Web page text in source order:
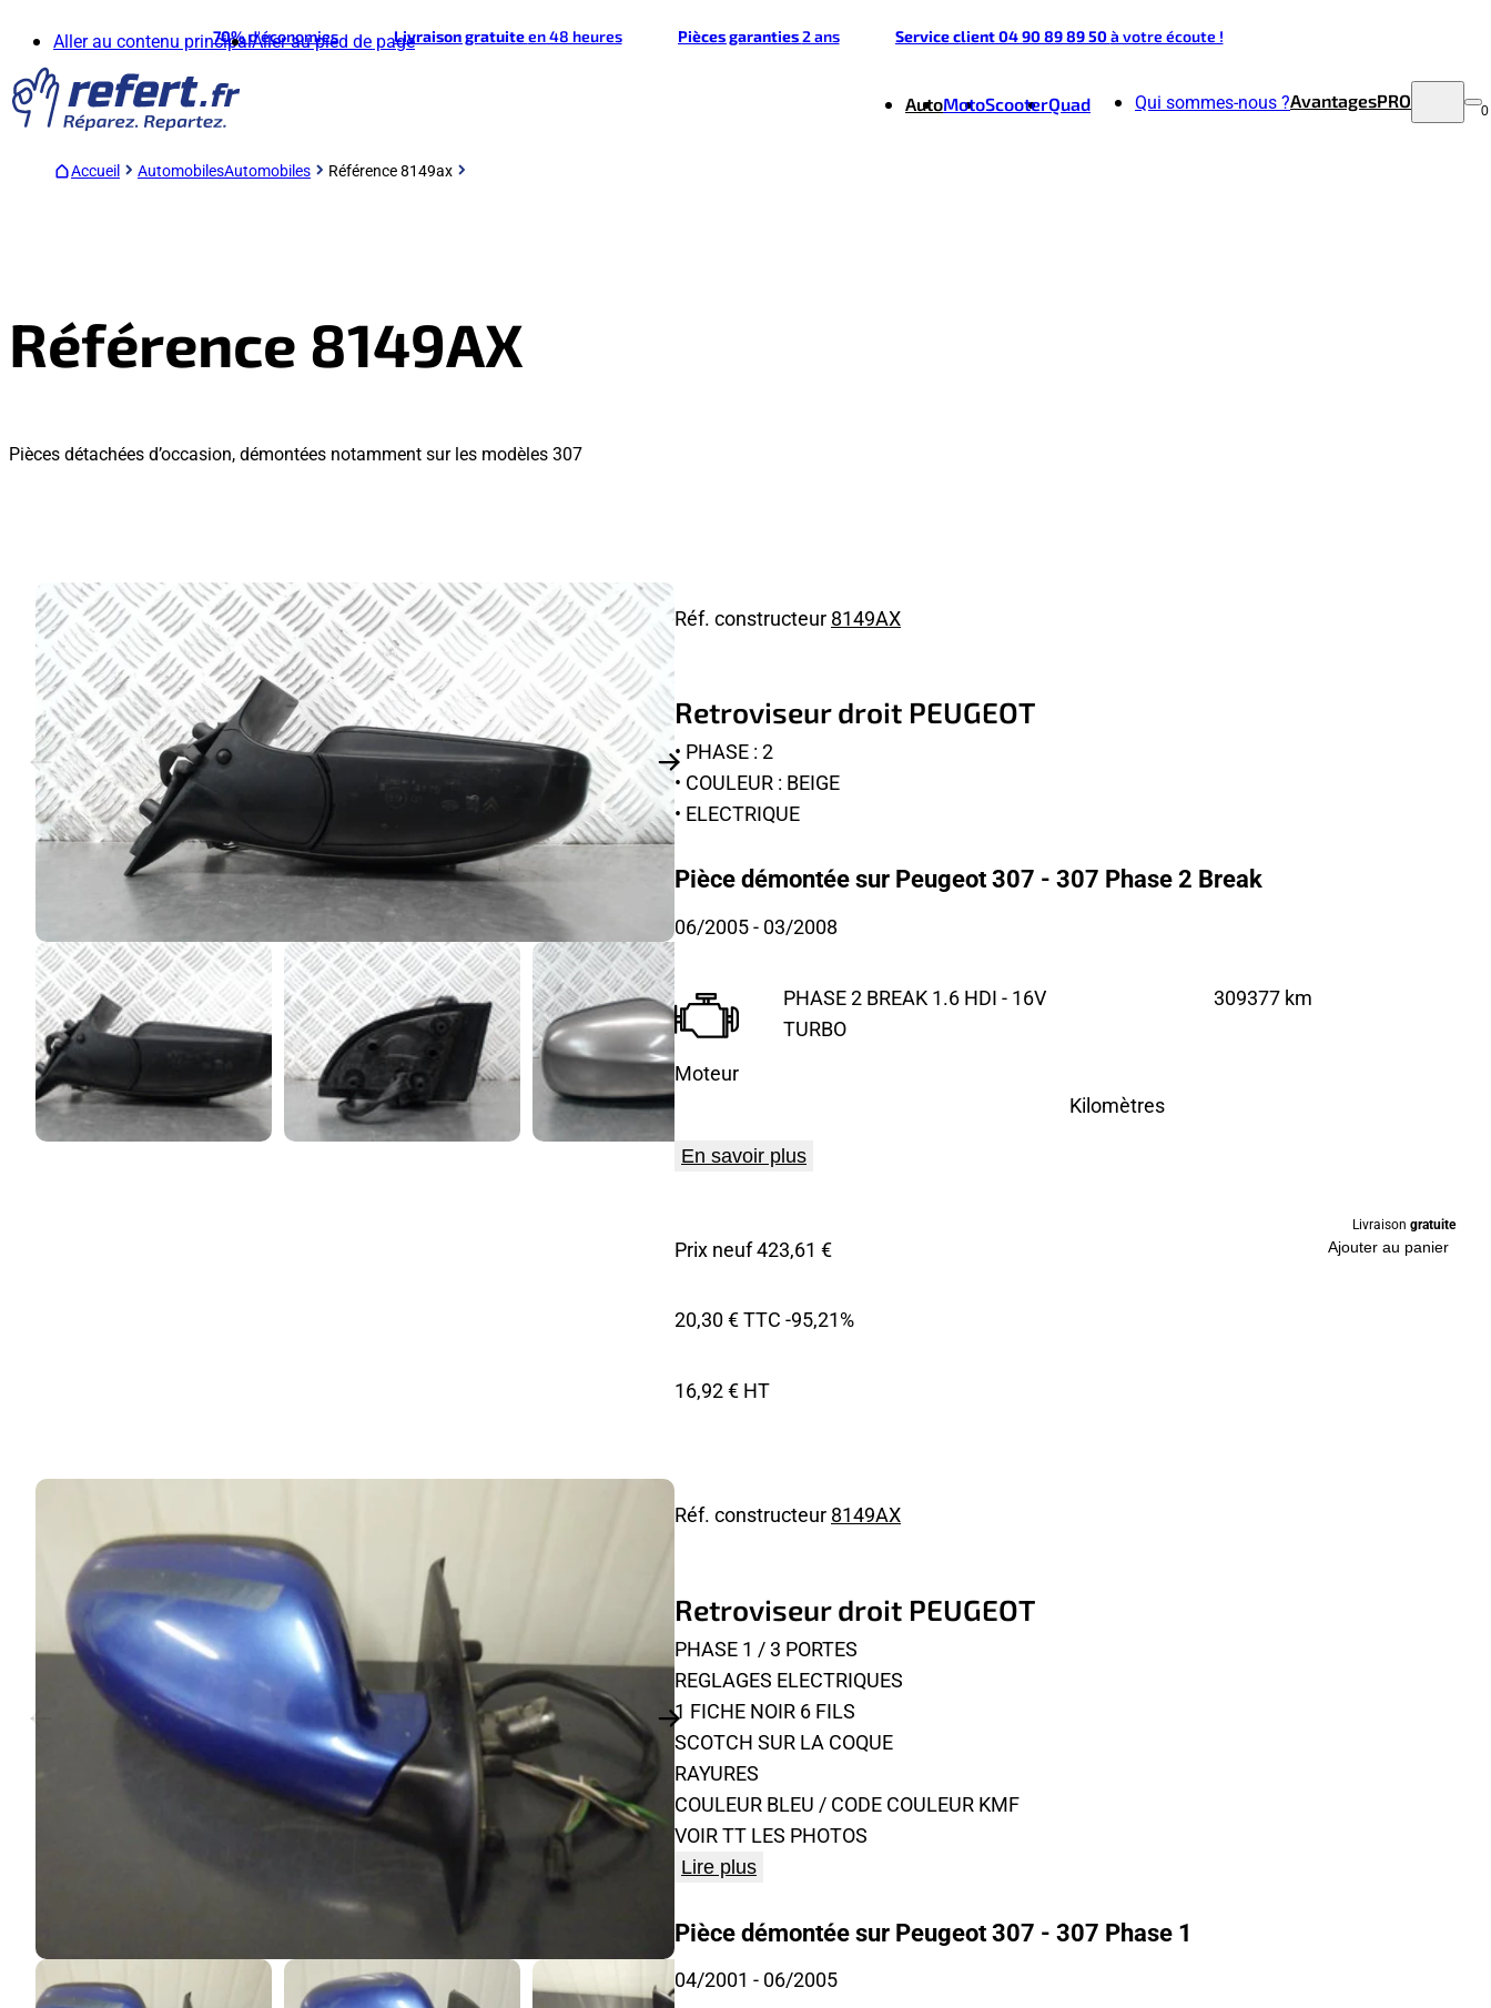
Aller au contenu principalAller au pied de page
70%d'économies Livraison gratuiteen 48 heures Pièces garanties2 ans Service client 04 90 89 89 50à votre écoute !
AutoMotoScooterQuad Qui sommes-nous ?AvantagesPRO 0
Accueil AutomobilesAutomobiles Référence 8149ax
Référence 8149AX
Pièces détachées d’occasion, démontées notamment sur les modèles 307
Réf. constructeur 8149AX
Retroviseur droit PEUGEOT
• PHASE : 2
• COULEUR : BEIGE
• ELECTRIQUE
Pièce démontée sur Peugeot 307 - 307 Phase 2 Break
06/2005- 03/2008
Moteur
PHASE 2 BREAK 1.6 HDI - 16V
TURBO
Kilomètres
309377 km
En savoir plus
Prix neuf 423,61 €
20,30 € TTC -95,21%
16,92 € HT
Livraison gratuite
Ajouter au panier
Réf. constructeur 8149AX
Retroviseur droit PEUGEOT
PHASE 1 / 3 PORTES
REGLAGES ELECTRIQUES
1 FICHE NOIR 6 FILS
SCOTCH SUR LA COQUE
RAYURES
COULEUR BLEU / CODE COULEUR KMF
VOIR TT LES PHOTOS
Lire plus
Pièce démontée sur Peugeot 307 - 307 Phase 1
04/2001 - 06/2005